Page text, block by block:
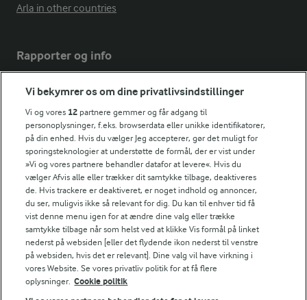
Arla in other countries
Rapporter og info
Årsrapport
FarmAhead™ Check rapport
Andelshaverinfo: Mælkepris
Fødevarestyrelsens smiley-rapporter for Arla Foods
Fødevarestyrelsens smiley-rapporter for Jörd
Fødevarestyrelsens smiley-rapporter for Lurpak PB
Følg
Vi bekymrer os om dine privatlivsindstillinger
Vi og vores 12 partnere gemmer og får adgang til
personoplysninger, f.eks. browserdata eller unikke identifikatorer,
på din enhed. Hvis du vælger Jeg accepterer, gør det muligt for
sporingsteknologier at understøtte de formål, der er vist under
»Vi og vores partnere behandler datafor at levere«. Hvis du
vælger Afvis alle eller trækker dit samtykke tilbage, deaktiveres
de. Hvis trackere er deaktiveret, er noget indhold og annoncer,
du ser, muligvis ikke så relevant for dig. Du kan til enhver tid få
vist denne menu igen for at ændre dine valg eller trække
samtykke tilbage når som helst ved at klikke Vis formål på linket
nederst på websiden [eller det flydende ikon nederst til venstre
på websiden, hvis det er relevant]. Dine valg vil have virkning i
vores Website. Se vores privatliv politik for at få flere
oplysninger. Cookie politik